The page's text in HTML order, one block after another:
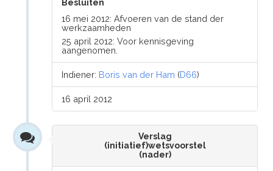
Besluiten
16 mei 2012: Afvoeren van de stand der
werkzaamheden
25 april 2012: Voor kennisgeving
aangenomen.
Indiener: Boris van der Ham (D66)
16 april 2012
Verslag
(initiatief)wetsvoorstel
(nader)